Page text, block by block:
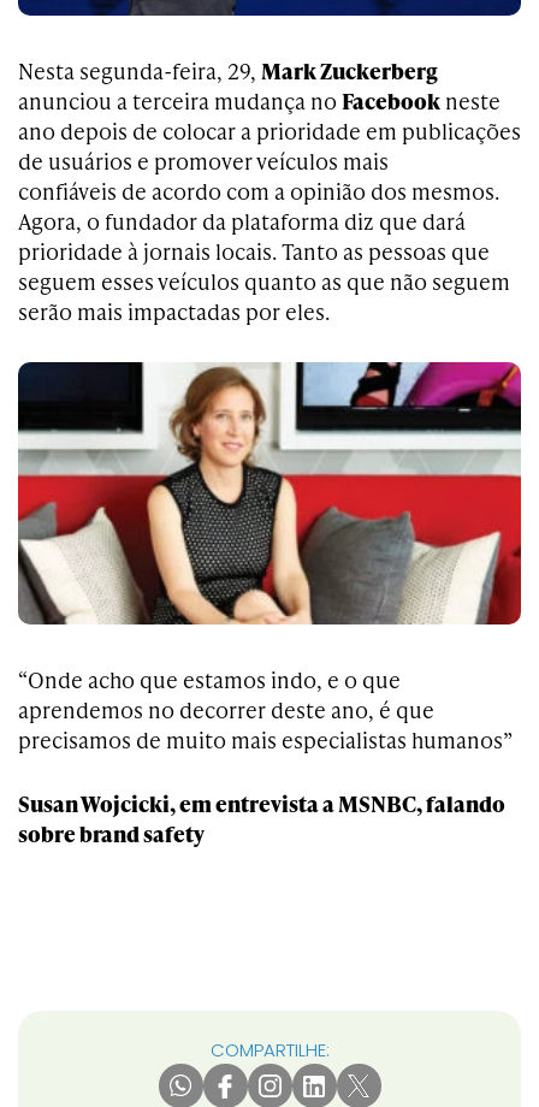
Nesta segunda-feira, 29, Mark Zuckerberg
anunciou a terceira mudança no Facebook neste
ano depois de colocar a prioridade em publicações
de usuários e promover veículos mais
confiáveis de acordo com a opinião dos mesmos.
Agora, o fundador da plataforma diz que dará
prioridade à jornais locais. Tanto as pessoas que
seguem esses veículos quanto as que não seguem
serão mais impactadas por eles.
“Onde acho que estamos indo, e o que
aprendemos no decorrer deste ano, é que
precisamos de muito mais especialistas humanos”
Susan Wojcicki, em entrevista a MSNBC, falando
sobre brand safety
COMPARTILHE: